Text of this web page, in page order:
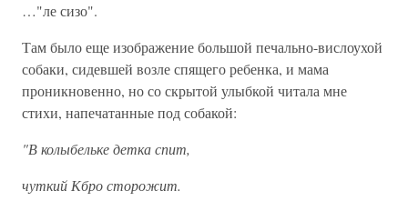
…"ле сизо".
Там было еще изображение большой печально-вислоухой
собаки, сидевшей возле спящего ребенка, и мама
проникновенно, но со скрытой улыбкой читала мне
стихи, напечатанные под собакой:
"В колыбельке детка спит,
чуткий Кбро сторожит.